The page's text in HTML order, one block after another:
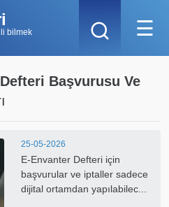
bilmek
☰
Başvurusu Ve
25-05-2026
E-Envanter Defteri için
başvurular ve iptaller sadece
dijital ortamdan yapılabilec...